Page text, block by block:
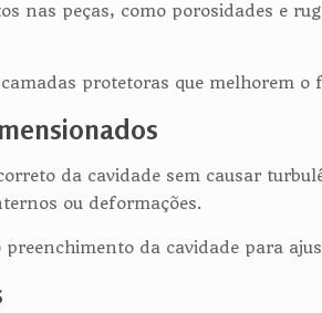
nas peças, como porosidades e
protetoras que melhorem
da cavidade sem causar
ou deformações.
da cavidade para